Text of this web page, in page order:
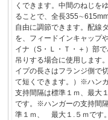
くできます。中間のねじを
ることで、全長
自由に調節できます。配線
を、フィードインキャップ
イナ（S・Ｌ・Ｔ・＋）部
吊りする場合に使用します
イプの長さはフランジ側で
て短くできます。）※ハン
支持間隔は標準１ｍ、最大
です。※ハンガーの支持間
準１ｍ、 最大１.５ｍです